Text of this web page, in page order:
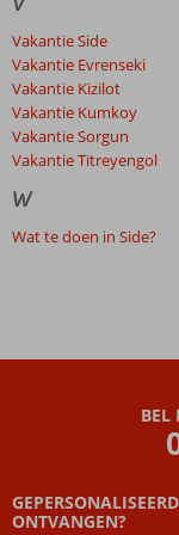
Vakantie Side
Vakantie Evrenseki
Vakantie Kizilot
Vakantie Kumkoy
Vakantie Sorgun
Vakantie Titreyengol
W
Wat te doen in Side?
BEL
ONTVANGEN?